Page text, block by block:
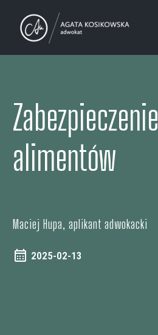
Zabezpieczenie
alimentów
Maciej Hupa, aplikant adwokacki
2025-02-13